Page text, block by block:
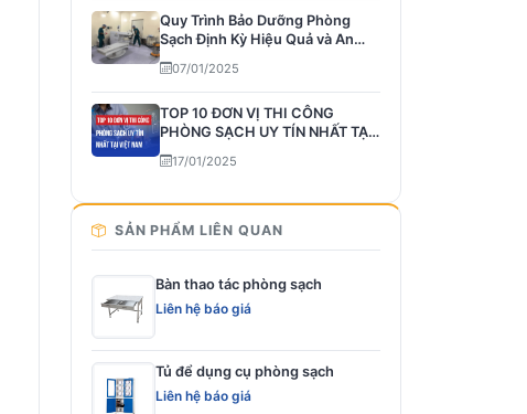
Quy Trình Bảo Dưỡng Phòng
Sạch Định Kỳ Hiệu Quả và An
Toàn
07/01/2025
TOP 10 ĐƠN VỊ THI CÔNG
PHÒNG SẠCH UY TÍN NHẤT TẠI
VIỆT NAM
17/01/2025
SẢN PHẨM LIÊN QUAN
Bàn thao tác phòng sạch
Liên hệ báo giá
Tủ để dụng cụ phòng sạch
Liên hệ báo giá